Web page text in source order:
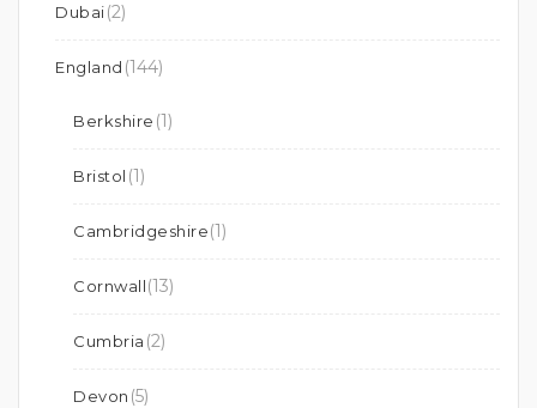
Dubai(2)
England (144)
Berkshire (1)
Bristol (1)
Cambridgeshire(1)
Cornwall(13)
Cumbria (2)
Devon (5)